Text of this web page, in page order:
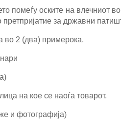
помеѓу оските на влечниот
за државни
во 2 (два) примерока.
на кое се наоѓа товарот.
и фотографија)